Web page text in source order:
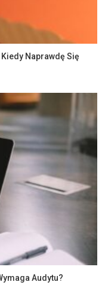
Naprawdę Się
Audytu?